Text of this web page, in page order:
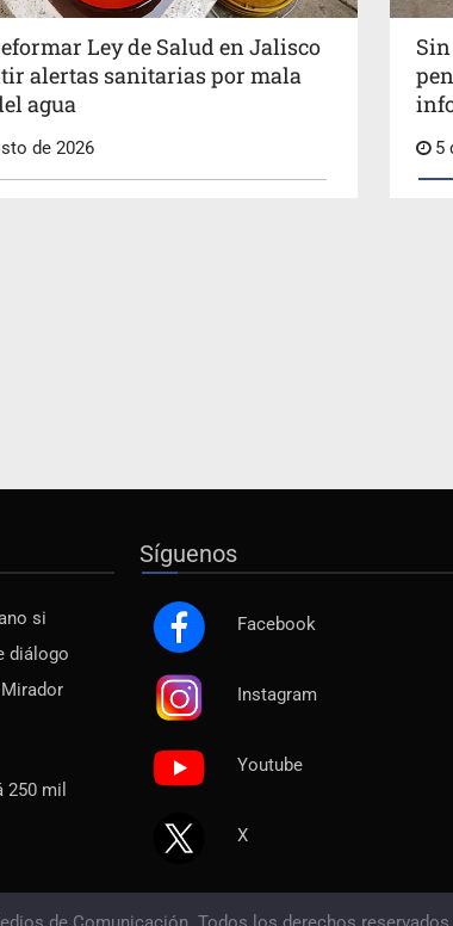
Ley de Salud en Jalisco
alertas sanitarias por mala
agua
de 2026 5
si
diálogo
mil
Síguenos
Facebook
Instagram
Youtube
X